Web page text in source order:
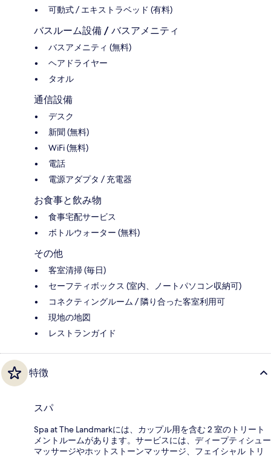
可動式 / エキストラベッド (有料)
バスルーム設備 / バスアメニティ
バスアメニティ (無料)
ヘアドライヤー
タオル
通信設備
デスク
新聞 (無料)
WiFi (無料)
電話
電源アダプタ / 充電器
お食事と飲み物
食事宅配サービス
ボトルウォーター (無料)
その他
客室清掃 (毎日)
セーフティボックス (室内、ノートパソコン収納可)
コネクティングルーム / 隣り合った客室利用可
現地の地図
レストランガイド
特徴
スパ
Spa at The Landmarkには、カップル用を含む 2 室のトリート
メントルームがあります。サービスには、ディープティシュー
マッサージやホットストーンマッサージ、フェイシャル トリ